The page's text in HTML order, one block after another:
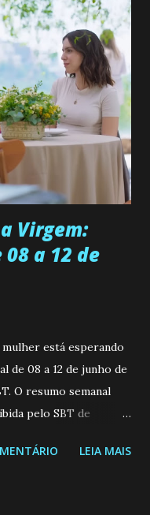
que realmente
as suas energias a
e se orgulhando de
na
muito alegre, é
criativa e
ótima amiga. Pode ser
fazer algo.
é inseminada por eng...
Virgem:
a 12 de
está esperando
de 08 a 12 de junho de
O resumo semanal
pelo SBT de
08/06/26 a 14/06/26
LEIA MAIS